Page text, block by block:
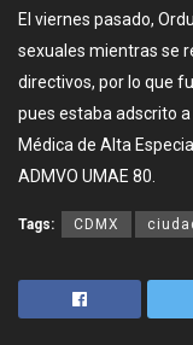
El viernes pasado,
sexuales mientras se
directivos, por lo que
pues estaba adscrito
Médica de Alta
ADMVO UMAE 80.
Tags: CDMX